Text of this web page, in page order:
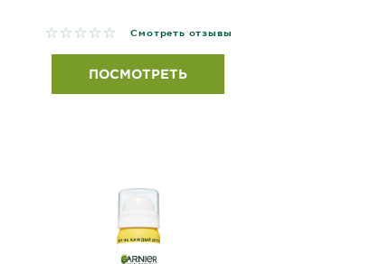
No reviews Смотреть отзывы
ПОСМОТРЕТЬ